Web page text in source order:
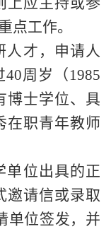
点工作。
人才，申请人
40周岁（1985
博士学位、具
在职青年教师
单位出具的正
邀请信或录取
单位签发，并